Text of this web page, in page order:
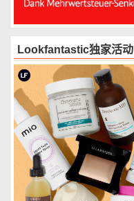
Lookfantastic独家活动